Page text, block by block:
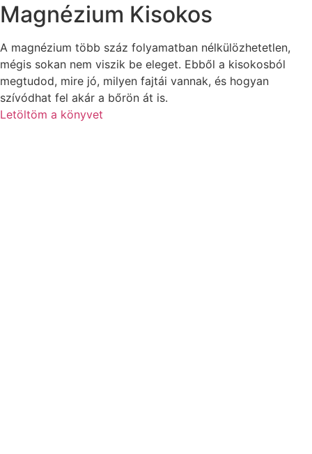
Magnézium Kisokos
A magnézium több száz folyamatban nélkülözhetetlen,
mégis sokan nem viszik be eleget. Ebből a kisokosból
megtudod, mire jó, milyen fajtái vannak, és hogyan
szívódhat fel akár a bőrön át is.
Letöltöm a könyvet